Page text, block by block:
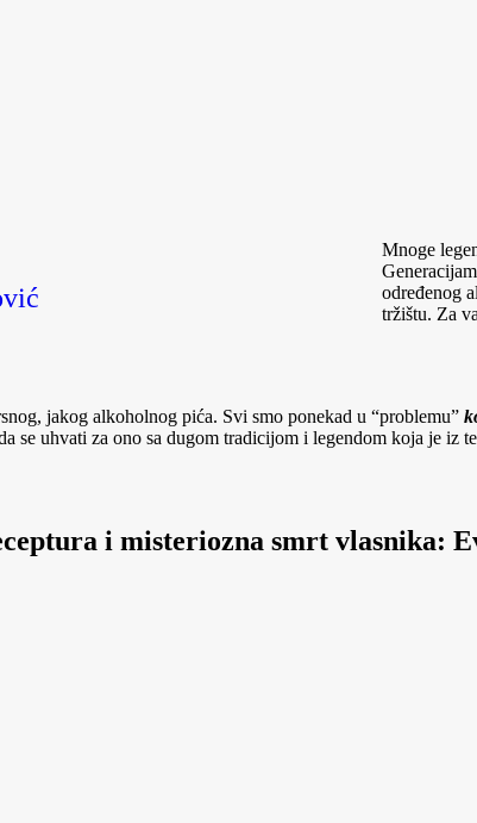
Mnoge
određenog
tržištu. Za
jakog alkoholnog pića. Svi smo ponekad u “problemu”
se uhvati za ono sa dugom tradicijom i legendom koja je iz
i misteriozna smrt vlasnika: